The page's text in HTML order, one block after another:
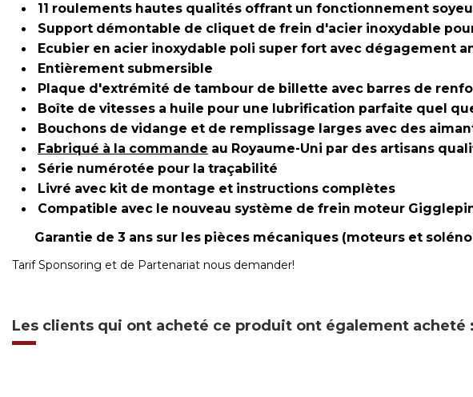
11 roulements hautes qualités offrant un fonctionnement
Support démontable de cliquet de frein d'acier inoxydable
Ecubier en acier inoxydable poli super fort avec dégagement
Entièrement submersible
Plaque d'extrémité de tambour de billette avec barres de
Boîte de vitesses a huile pour une lubrification parfaite quel
Bouchons de vidange et de remplissage larges avec des
Fabriqué à la commande au Royaume-Uni par des artisans
Série numérotée pour la traçabilité
Livré avec kit de montage et instructions complètes
Compatible avec le nouveau système de frein moteur
Garantie de 3 ans sur les pièces mécaniques (moteurs et
Tarif Sponsoring et de Partenariat nous demander!
Les clients qui ont acheté ce produit ont également acheté :